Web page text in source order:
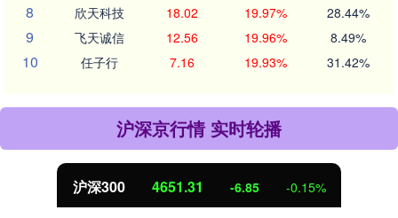
8 欣天科技 18.02 19.97% 28.44%
9 飞天诚信 12.56 19.96% 8.49%
10 任子行 7.16 19.93% 31.42%
沪深京行情 实时轮播
北证50 1122.88 3.42 0.30%